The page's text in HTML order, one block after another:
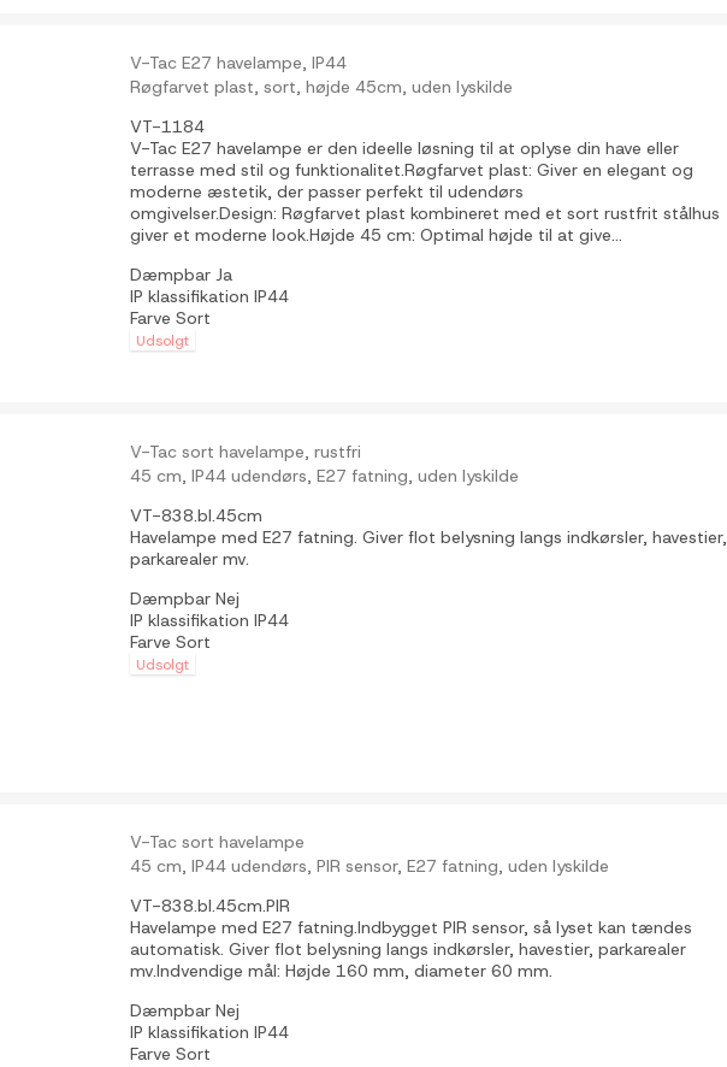
V-Tac E27 havelampe, IP44
Røgfarvet plast, sort, højde 45cm, uden lyskilde
VT-1184
V-Tac E27 havelampe er den ideelle løsning til at oplyse din have eller
terrasse med stil og funktionalitet.Røgfarvet plast: Giver en elegant og
moderne æstetik, der passer perfekt til udendørs
omgivelser.Design: Røgfarvet plast kombineret med et sort rustfrit stålhus
giver et moderne look.Højde 45 cm: Optimal højde til at give...
DæmpbarJa
IP klassifikationIP44
FarveSort
Udsolgt
V-Tac sort havelampe, rustfri
45 cm, IP44 udendørs, E27 fatning, uden lyskilde
VT-838.bl.45cm
Havelampe med E27 fatning. Giver flot belysning langs indkørsler, havestier,
parkarealer mv.
DæmpbarNej
IP klassifikationIP44
FarveSort
Udsolgt
V-Tac sort havelampe
45 cm, IP44 udendørs, PIR sensor, E27 fatning, uden lyskilde
VT-838.bl.45cm.PIR
Havelampe med E27 fatning.Indbygget PIR sensor, så lyset kan tændes
automatisk. Giver flot belysning langs indkørsler, havestier, parkarealer
mv.Indvendige mål: Højde 160 mm, diameter 60 mm.
DæmpbarNej
IP klassifikationIP44
FarveSort